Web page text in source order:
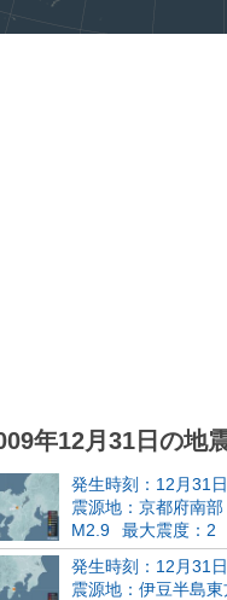
年12月31日の地
発生時刻：12月31
震源地：京都府南部
M2.9
最大震度：2
発生時刻：12月31
震源地：伊豆半島東